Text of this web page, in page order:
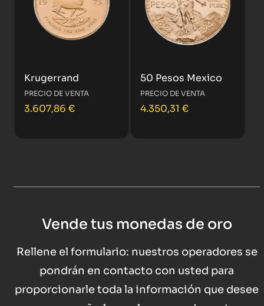
Krugerrand
PRECIO DE VENTA
3.607,86 €
50 Pesos Mexico
PRECIO DE VENTA
4.350,31 €
Vende tus monedas de oro
Rellene el formulario: nuestros operadores se
pondrán en contacto con usted para
proporcionarle toda la información que desee